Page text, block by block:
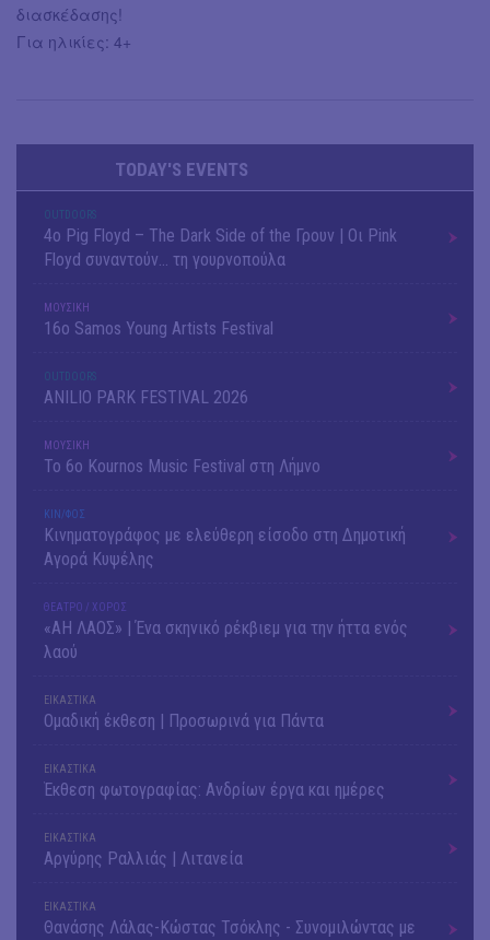
διασκέδασης!
Για ηλικίες: 4+
TODAY'S EVENTS
OUTDΟORS
4ο Pig Floyd – The Dark Side of the Γρουν | Οι Pink
Floyd συναντούν… τη γουρνοπούλα
ΜΟΥΣΙΚΗ
16o Samos Young Artists Festival
OUTDΟORS
ANILIO PARK FESTIVAL 2026
ΜΟΥΣΙΚΗ
Το 6ο Kournos Music Festival στη Λήμνο
ΚΙΝ/ΦΟΣ
Κινηματογράφος με ελεύθερη είσοδο στη Δημοτική
Αγορά Κυψέλης
ΘΕΑΤΡΟ / ΧΟΡΟΣ
«ΑΗ ΛΑΟΣ» | Ένα σκηνικό ρέκβιεμ για την ήττα ενός
λαού
ΕΙΚΑΣΤΙΚΑ
Ομαδική έκθεση | Προσωρινά για Πάντα
ΕΙΚΑΣΤΙΚΑ
Έκθεση φωτογραφίας: Ανδρίων έργα και ημέρες
ΕΙΚΑΣΤΙΚΑ
Αργύρης Ραλλιάς | Λιτανεία
ΕΙΚΑΣΤΙΚΑ
Θανάσης Λάλας-Κώστας Τσόκλης - Συνομιλώντας με